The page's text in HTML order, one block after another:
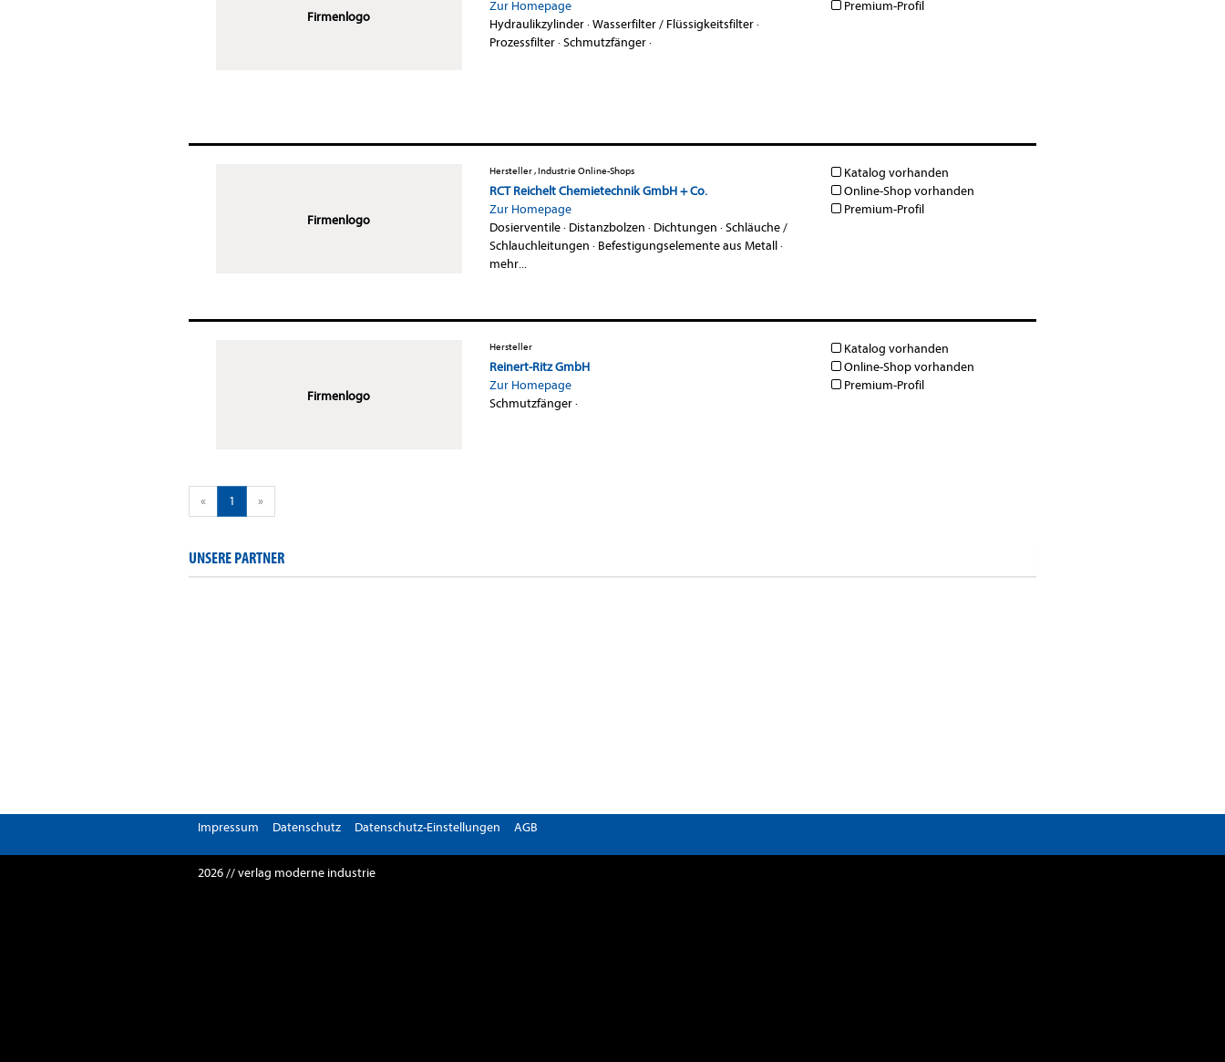
Firmenlogo
Zur Homepage
Hydraulikzylinder·Wasserfilter / Flüssigkeitsfilter·
Prozessfilter·Schmutzfänger·
Premium-Profil
Firmenlogo
Hersteller , Industrie Online-Shops
RCT Reichelt Chemietechnik GmbH + Co.
Zur Homepage
Dosierventile· Distanzbolzen · Dichtungen ·Schläuche /
Schlauchleitungen · Befestigungselemente aus Metall·
mehr...
Katalog vorhanden
Online-Shop vorhanden
Premium-Profil
Firmenlogo
Hersteller
Reinert-Ritz GmbH
Zur Homepage
Schmutzfänger·
Katalog vorhanden
Online-Shop vorhanden
Premium-Profil
« 1 »
UNSERE PARTNER
Impressum Datenschutz Datenschutz-Einstellungen AGB
2026 // verlag moderne industrie